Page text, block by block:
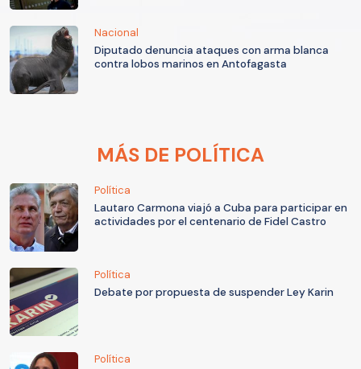
Nacional
Diputado denuncia ataques con arma blanca
contra lobos marinos en Antofagasta
MÁS DE POLÍTICA
Política
Lautaro Carmona viajó a Cuba para participar en
actividades por el centenario de Fidel Castro
Política
Debate por propuesta de suspender Ley Karin
Política